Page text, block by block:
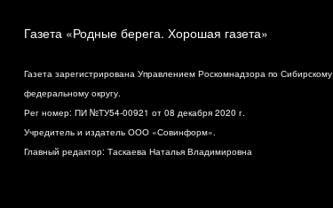
Газета «Родные берега. Хорошая газета»
Газета зарегистрирована Управлением Роскомнадзора по Сибирскому
федеральному округу.
Рег номер: ПИ №ТУ54-00921 от 08 декабря 2020 г.
Учредитель и издатель ООО «Совинформ».
Главный редактор: Таскаева Наталья Владимировна